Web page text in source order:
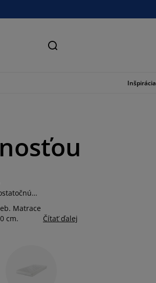
Hľadať
Inšpirácia
Matrace
cm.
Čítať ďalej